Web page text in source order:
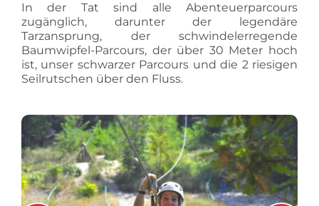
In der Tat sind alle Abenteuerparcours
zugänglich, darunter der legendäre
Tarzansprung, der schwindelerregende
Baumwipfel-Parcours, der über 30 Meter hoch
ist, unser schwarzer Parcours und die 2 riesigen
Seilrutschen über den Fluss.